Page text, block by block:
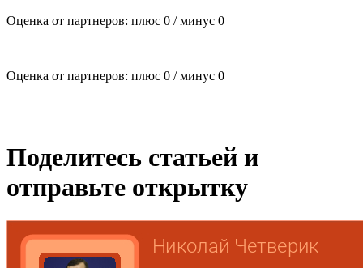
Оценка от партнеров: плюс 0 / минус 0
Оценка от партнеров: плюс 0 / минус 0
Поделитесь статьей и
отправьте открытку